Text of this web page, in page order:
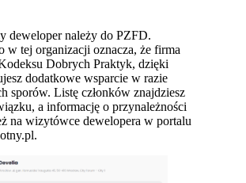
deweloper należy do PZFD.
w tej organizacji oznacza, że firma
Dobrych Praktyk, dzięki
dodatkowe wsparcie w razie
sporów. Listę członków znajdziesz
a informację o przynależności
na wizytówce dewelopera w portalu